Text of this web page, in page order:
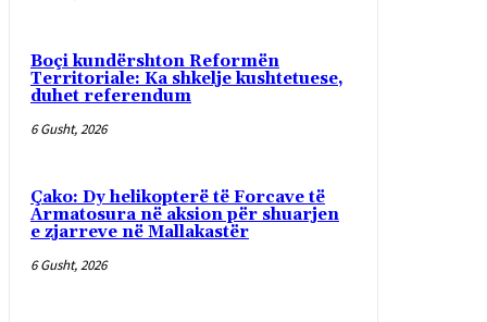
Boçi kundërshton Reformën
Territoriale: Ka shkelje kushtetuese,
duhet referendum
6 Gusht, 2026
Çako: Dy helikopterë të Forcave të
Armatosura në aksion për shuarjen
e zjarreve në Mallakastër
6 Gusht, 2026